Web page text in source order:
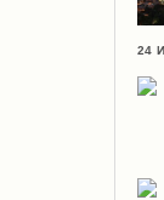
24